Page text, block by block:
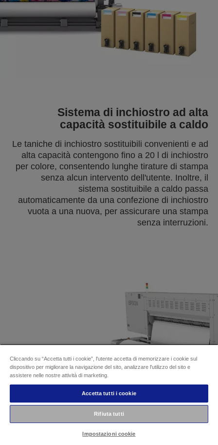
Sistema di inchiostro ad alta
capacità sostituibile a caldo
Le taniche di inchiostro sostituibili convenienti e ad
alta capacità contengono fino a 20 l di inchiostro
per colore, consentendo lunghe tirature di stampa
senza alcun intervento dell'utente. Inoltre, il
sistema sostituibile a caldo passa
automaticamente da una confezione di inchiostro
vuota a una nuova, per assicurare una stampa
senza interruzioni.
Cliccando su “Accetta tutti i cookie”, l'utente accetta di memorizzare i cookie sul
dispositivo per migliorare la navigazione del sito, analizzare l'utilizzo del sito e
assistere nelle nostre attività di marketing.
Accetta tutti i cookie
Rifiuta tutti
Impostazioni cookie